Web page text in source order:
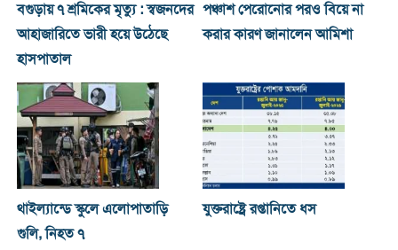
বগুড়ায় ৭ শ্রমিকের মৃত্যু : স্বজনদের
আহাজারিতে ভারী হয়ে উঠেছে
হাসপাতাল
পঞ্চাশ পেরোনোর পরও বিয়ে না
করার কারণ জানালেন আমিশা
থাইল্যান্ডে স্কুলে এলোপাতাড়ি
গুলি, নিহত ৭
যুক্তরাষ্ট্রে রপ্তানিতে ধস